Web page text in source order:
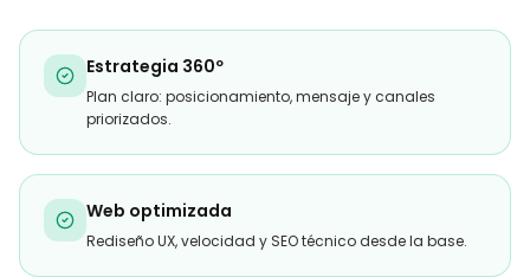
Estrategia 360º
Plan claro: posicionamiento, mensaje y canales
priorizados.
Web optimizada
Rediseño UX, velocidad y SEO técnico desde la base.